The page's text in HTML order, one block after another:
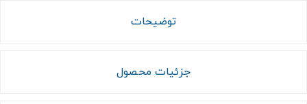
توضیحات
جزئیات محصول